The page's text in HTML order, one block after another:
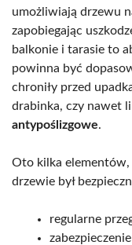
umożliwiają drzewu
zapobiegając
balkonie i tarasie to
powinna być
chroniły przed
drabinka, czy nawet
antypoślizgowe.
Oto kilka elementów,
drzewie był
regularne